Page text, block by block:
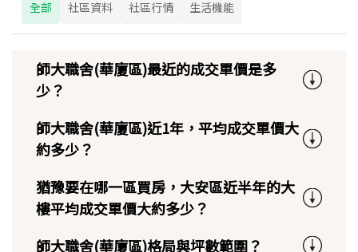
全部 社區資料 社區行情 生活機能
師大職舍(華廈區)最近的成交單價是多
少？
師大職舍(華廈區)近1年，平均成交單價大
約多少？
猶豫要在哪一區買房，大安區近半年的大
樓平均成交單價大約多少？
師大職舍(華廈區)格局與坪數範圍？